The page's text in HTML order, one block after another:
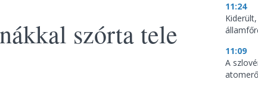
szórta tele
11:24
11:09
A